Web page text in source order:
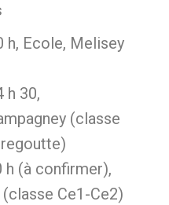
h, Ecole, Melisey
h 30,
(classe
h (à confirmer),
Ce1-Ce2)